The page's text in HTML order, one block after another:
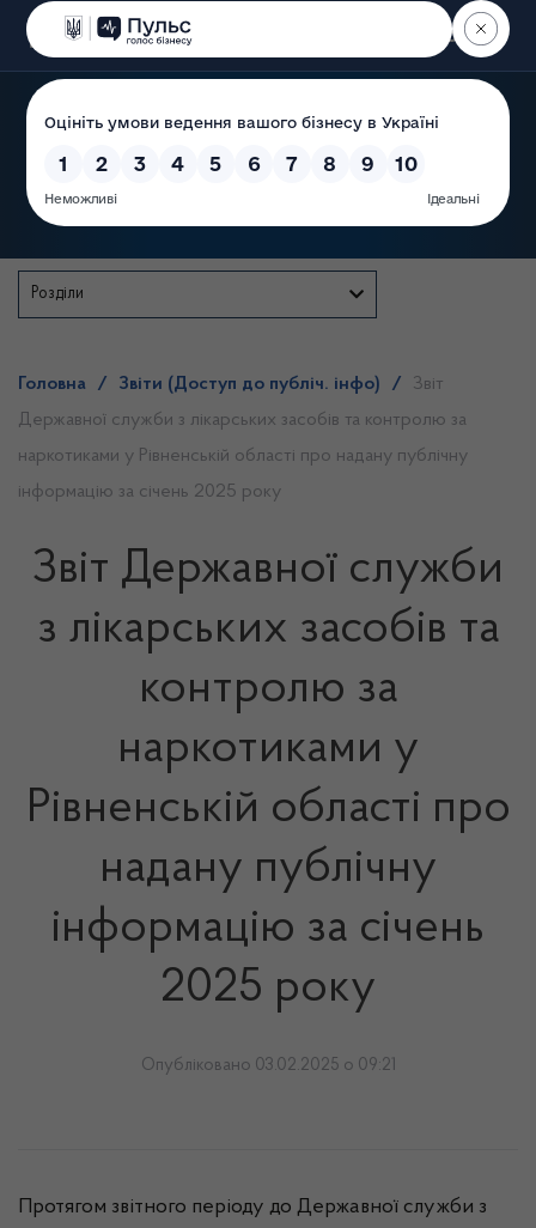
Пошук
Розділи
Головна / Звіти (Доступ до публіч. інфо) /
Звіт
Державної служби з лікарських засобів та контролю за
наркотиками у Рівненській області про надану публічну
інформацію за січень 2025 року
Звіт Державної служби
з лікарських засобів та
контролю за
наркотиками у
Рівненській області про
надану публічну
інформацію за січень
2025 року
Опубліковано 03.02.2025 о 09:21
Протягом звітного періоду до Державної служби з